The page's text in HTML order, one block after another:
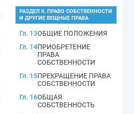
РАЗДЕЛ II. ПРАВО СОБСТВЕННОСТИ
И ДРУГИЕ ВЕЩНЫЕ ПРАВА
Гл. 13ОБЩИЕ ПОЛОЖЕНИЯ
Гл. 14ПРИОБРЕТЕНИЕ
ПРАВА
СОБСТВЕННОСТИ
Гл. 15ПРЕКРАЩЕНИЕ ПРАВА
СОБСТВЕННОСТИ
Гл. 16ОБЩАЯ
СОБСТВЕННОСТЬ